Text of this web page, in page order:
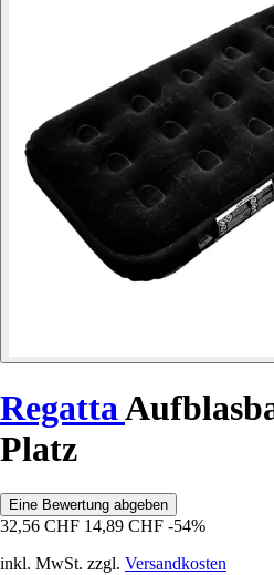
Regatta
Platz
Eine Bewertung abgeben
32,56 CHF 14,89 CHF -54%
inkl. MwSt. zzgl. Versandkosten